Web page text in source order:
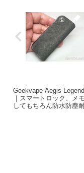
Geekvape Aegis
｜スマートロック、メ
してもちろん防水防塵